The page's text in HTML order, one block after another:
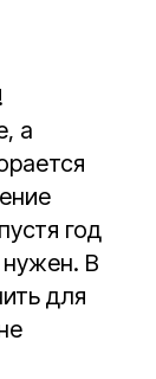
а
год
В
для